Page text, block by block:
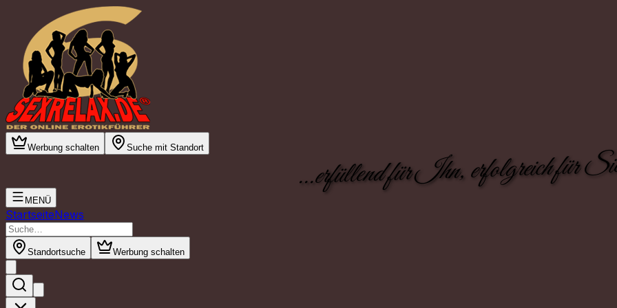
Werbung schalten Suche mit Standort
...erfüllend für Ihn, erfolgreich für
MENÜ
StartseiteNews
Standortsuche Werbung schalten